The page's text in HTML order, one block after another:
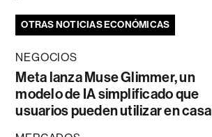
OTRAS NOTICIAS ECONÓMICAS
NEGOCIOS
Meta lanza Muse Glimmer, un
modelo de IA simplificado que
usuarios pueden utilizar en casa